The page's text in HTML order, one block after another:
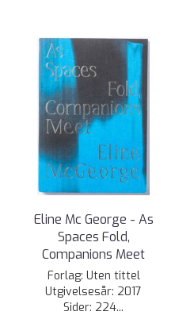
Eline Mc George - As
Spaces Fold,
Companions Meet
Forlag: Uten tittel
Utgivelsesår: 2017
Sider: 224...